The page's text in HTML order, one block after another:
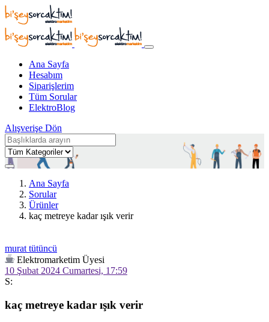
Ana Sayfa
Hesabım
Siparişlerim
Tüm Sorular
ElektroBlog
Alışverişe Dön
Ana Sayfa
Sorular
Ürünler
kaç metreye kadar ışık verir
murat tütüncü
Elektromarketim Üyesi
10 Şubat 2024 Cumartesi, 17:59
S:
kaç metreye kadar ışık verir